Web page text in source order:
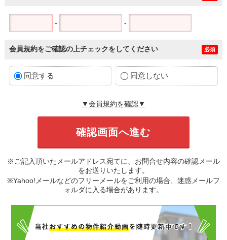
- -
会員規約をご確認の上チェックをしてください 必須
同意する 同意しない
▼会員規約を確認▼
※ご記入頂いたメールアドレス宛てに、お問合せ内容の確認メール
をお送りいたします。
※Yahoo!メールなどのフリーメールをご利用の場合、迷惑メールフ
ォルダに入る場合があります。